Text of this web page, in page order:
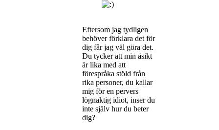
Eftersom jag tydligen
behöver förklara det för
dig får jag väl göra det.
Du tycker att min åsikt
är lika med att
förespråka stöld från
rika personer, du kallar
mig för en pervers
lögnaktig idiot, inser du
inte själv hur du beter
dig?